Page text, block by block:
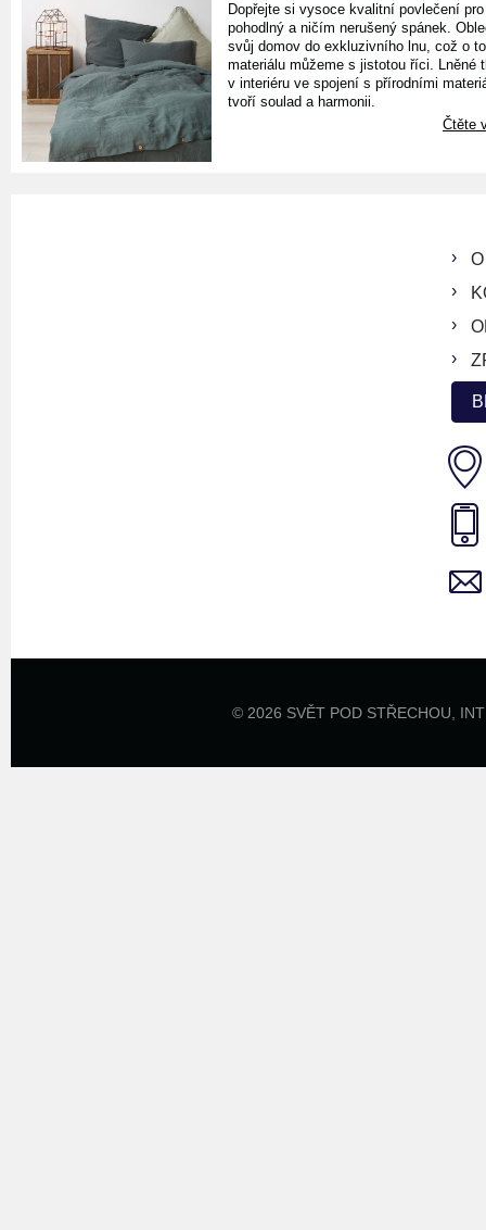
Dopřejte si vysoce kvalitní povlečení pro
pohodlný a ničím nerušený spánek.
svůj domov do exkluzivního lnu, což o
materiálu můžeme s jistotou říci. Lněné
v interiéru ve spojení s přírodními
tvoří soulad a harmonii.
Čtěte
© 2026 SVĚT POD STŘECHOU,